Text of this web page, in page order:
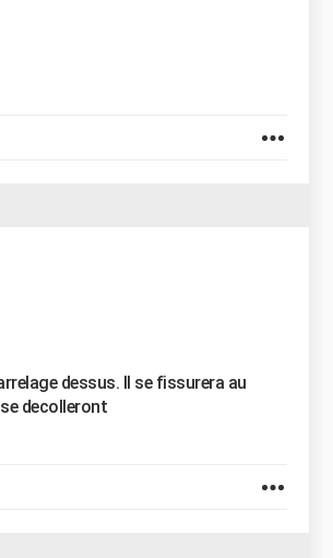
dessus. Il se fissurera au
decolleront